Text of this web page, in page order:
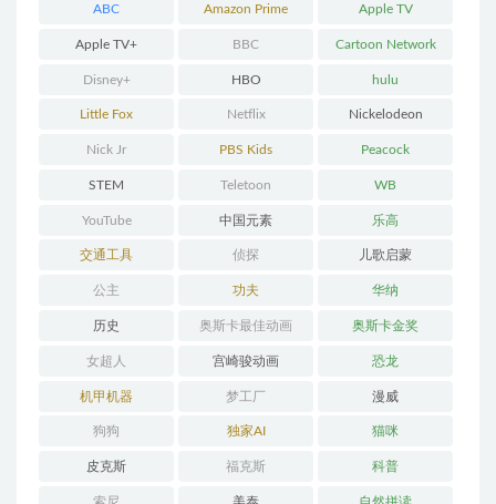
ABC Amazon Prime Apple TV
Apple TV+ BBC Cartoon Network
Disney+ HBO hulu
Little Fox Netflix Nickelodeon
Nick Jr PBS Kids Peacock
STEM Teletoon WB
YouTube 中国元素 乐高
交通工具 侦探 儿歌启蒙
公主 功夫 华纳
历史 奥斯卡最佳动画 奥斯卡金奖
女超人 宫崎骏动画 恐龙
机甲机器 梦工厂 漫威
狗狗 独家AI 猫咪
皮克斯 福克斯 科普